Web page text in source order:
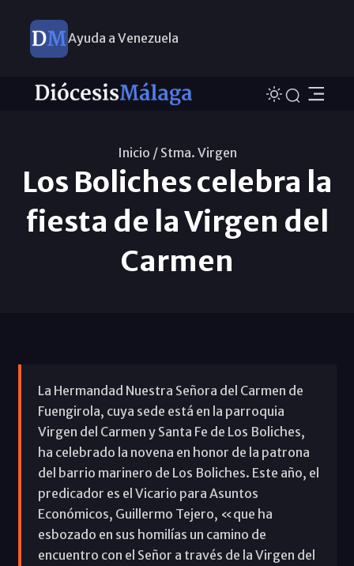
Ayuda a Venezuela
Inicio / Stma. Virgen
Los Boliches celebra la
fiesta de la Virgen del
Carmen
La Hermandad Nuestra Señora del Carmen de
Fuengirola, cuya sede está en la parroquia
Virgen del Carmen y Santa Fe de Los Boliches,
ha celebrado la novena en honor de la patrona
del barrio marinero de Los Boliches. Este año, el
predicador es el Vicario para Asuntos
Económicos, Guillermo Tejero, «que ha
esbozado en sus homilías un camino de
encuentro con el Señor a través de la Virgen del